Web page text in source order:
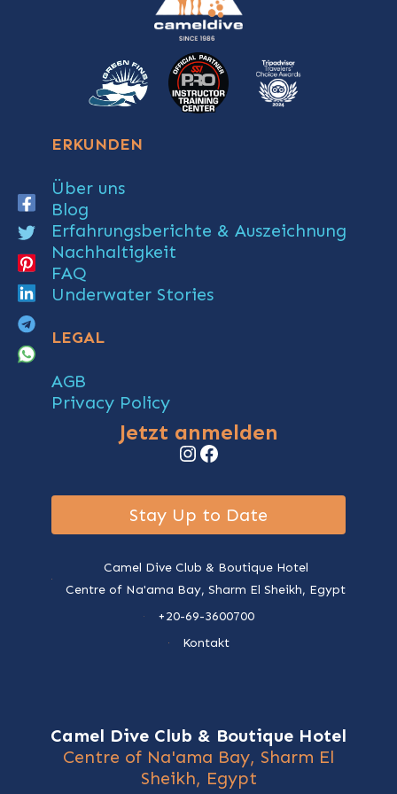
ERKUNDEN
Über uns
Blog
Erfahrungsberichte & Auszeichnung
Nachhaltigkeit
FAQ
Underwater Stories
LEGAL
AGB
Privacy Policy
Jetzt anmelden
Instagram
Facebook
Stay Up to Date
Camel Dive Club & Boutique Hotel
Centre of Na'ama Bay, Sharm El Sheikh, Egypt
+20-69-3600700
Kontakt
Camel Dive Club & Boutique Hotel
Centre of Na'ama Bay, Sharm El
Sheikh, Egypt